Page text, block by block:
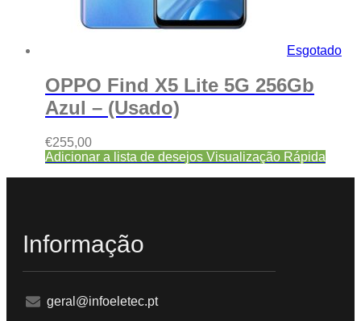
Esgotado
OPPO Find X5 Lite 5G 256Gb
Azul – (Usado)
€255,00
Adicionar a lista de desejos Visualização Rápida
Informação
geral@infoeletec.pt